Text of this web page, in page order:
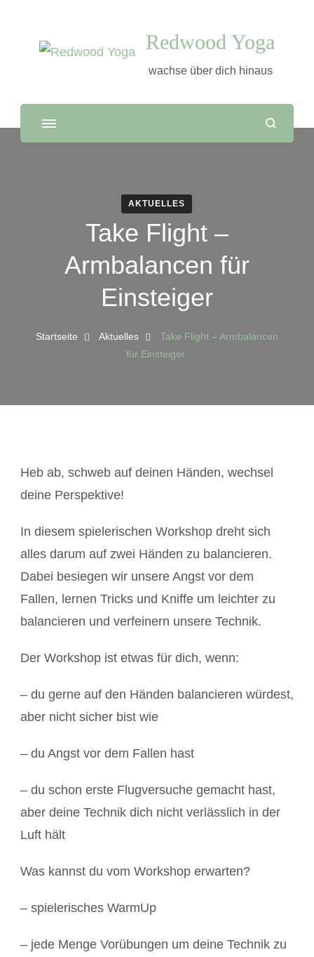
Redwood Yoga
wachse über dich hinaus
AKTUELLES
Take Flight –
Armbalancen für
Einsteiger
Startseite Aktuelles
Take Flight – Armbalancen
für Einsteiger
Heb ab, schweb auf deinen Händen, wechsel
deine Perspektive!
In diesem spielerischen Workshop dreht sich
alles darum auf zwei Händen zu balancieren.
Dabei besiegen wir unsere Angst vor dem
Fallen, lernen Tricks und Kniffe um leichter zu
balancieren und verfeinern unsere Technik.
Der Workshop ist etwas für dich, wenn:
– du gerne auf den Händen balancieren würdest,
aber nicht sicher bist wie
– du Angst vor dem Fallen hast
– du schon erste Flugversuche gemacht hast,
aber deine Technik dich nicht verlässlich in der
Luft hält
Was kannst du vom Workshop erwarten?
– spielerisches WarmUp
– jede Menge Vorübungen um deine Technik zu